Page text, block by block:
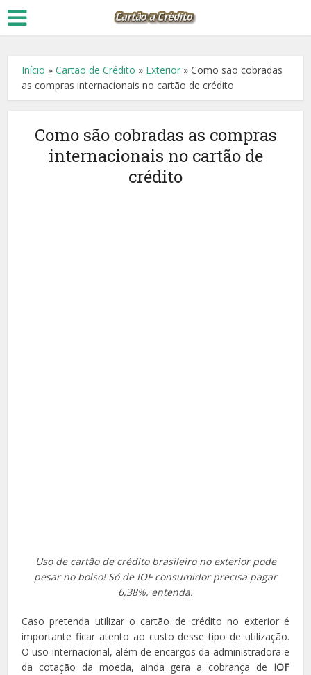
Início »Cartão de Crédito » Exterior »Como são cobradas
as compras internacionais no cartão de crédito
Como são cobradas as compras
internacionais no cartão de
crédito
Uso de cartão de crédito brasileiro no exterior pode
pesar no bolso! Só de IOF consumidor precisa pagar
6,38%, entenda.
Caso pretenda utilizar o cartão de crédito no exterior é
importante ficar atento ao custo desse tipo de utilização.
O uso internacional, além de encargos da administradora e
da cotação da moeda, ainda gera a cobrança de IOF